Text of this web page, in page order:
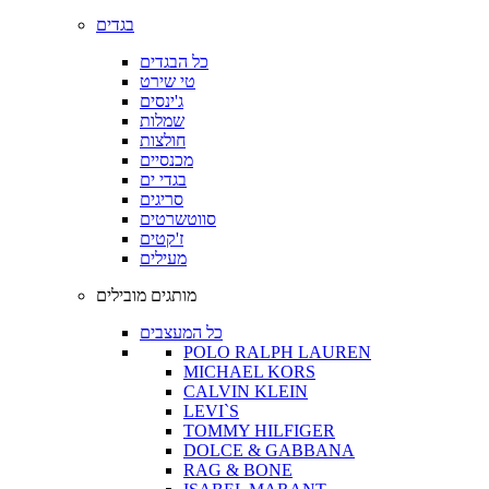
בגדים
כל הבגדים
טי שירט
ג'ינסים
שמלות
חולצות
מכנסיים
בגדי ים
סריגים
סווטשרטים
ז'קטים
מעילים
מותגים מובילים
כל המעצבים
POLO RALPH LAUREN
MICHAEL KORS
CALVIN KLEIN
LEVI`S
TOMMY HILFIGER
DOLCE & GABBANA
RAG & BONE